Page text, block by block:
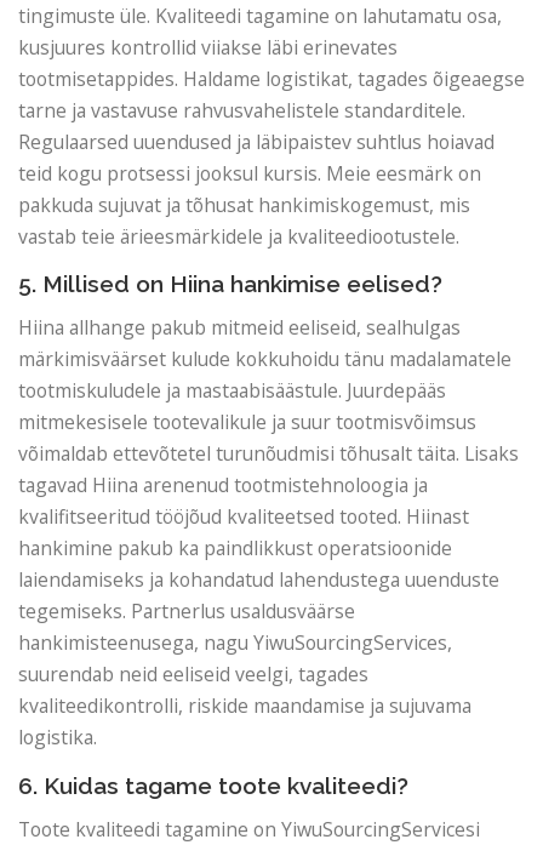
tingimuste üle. Kvaliteedi tagamine on lahutamatu osa,
kusjuures kontrollid viiakse läbi erinevates
tootmisetappides. Haldame logistikat, tagades õigeaegse
tarne ja vastavuse rahvusvahelistele standarditele.
Regulaarsed uuendused ja läbipaistev suhtlus hoiavad
teid kogu protsessi jooksul kursis. Meie eesmärk on
pakkuda sujuvat ja tõhusat hankimiskogemust, mis
vastab teie ärieesmärkidele ja kvaliteediootustele.
5. Millised on Hiina hankimise eelised?
Hiina allhange pakub mitmeid eeliseid, sealhulgas
märkimisväärset kulude kokkuhoidu tänu madalamatele
tootmiskuludele ja mastaabisäästule. Juurdepääs
mitmekesisele tootevalikule ja suur tootmisvõimsus
võimaldab ettevõtetel turunõudmisi tõhusalt täita. Lisaks
tagavad Hiina arenenud tootmistehnoloogia ja
kvalifitseeritud tööjõud kvaliteetsed tooted. Hiinast
hankimine pakub ka paindlikkust operatsioonide
laiendamiseks ja kohandatud lahendustega uuenduste
tegemiseks. Partnerlus usaldusväärse
hankimisteenusega, nagu YiwuSourcingServices,
suurendab neid eeliseid veelgi, tagades
kvaliteedikontrolli, riskide maandamise ja sujuvama
logistika.
6. Kuidas tagame toote kvaliteedi?
Toote kvaliteedi tagamine on YiwuSourcingServicesi